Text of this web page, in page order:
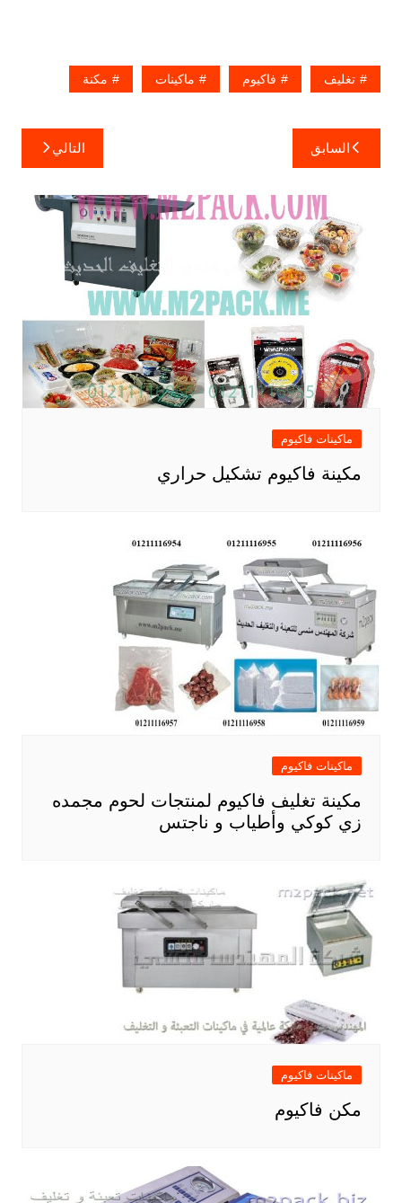
تغليف فاكيوم ماكينات مكنة
تصفّح
المقالات
السابق التالي
ماكينات فاكيوم
مكينة فاكيوم تشكيل حراري
ماكينات فاكيوم
مكينة تغليف فاكيوم لمنتجات لحوم مجمده
زي كوكي وأطياب و ناجتس
ماكينات فاكيوم
مكن فاكيوم